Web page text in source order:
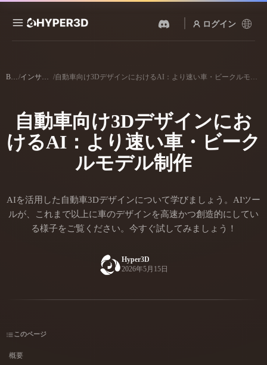
ログイン
Rodin ChatAvatar
機能
写真をアップロードするだ
けで、3Dオブジェクトが瞬
時に完成。
テキストから 3D
テキストプロンプトから3D
オブジェクトへ — 瞬時に。
AI 動画生成
テキストや画像から、AIで
AI 画像生成
シンプルなプロンプトか
API
私たちのクリエイティブAI
を、あなたのアプリやワー
クフローに組み込みましょ
料金
リソース
ストーリー 研究 ブログ
Blog/ インサイト / 自動車向け3DデザインにおけるAI：より速い車・ビークルモデル制作
自動車向け3Dデザインにお
けるAI：より速い車・ビーク
ルモデル制作
AIを活用した自動車3Dデザインについて学びましょう。AIツー
ルが、これまで以上に車のデザインを高速かつ創造的にしてい
る様子をご覧ください。今すぐ試してみましょう！
Hyper3D
2026年5月15日
このページ
概要